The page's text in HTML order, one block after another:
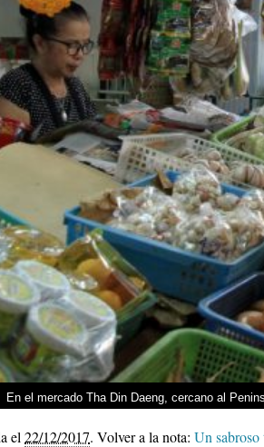
En el mercado Tha Din Daeng, cercano al
el 22/12/2017. Volver a la nota: Un